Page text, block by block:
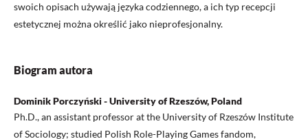
swoich opisach używają języka codziennego, a ich typ recepcji
estetycznej można określić jako nieprofesjonalny.
Biogram autora
Dominik Porczyński - University of Rzeszów, Poland
Ph.D., an assistant professor at the University of Rzeszów Institute
of Sociology; studied Polish Role-Playing Games fandom,